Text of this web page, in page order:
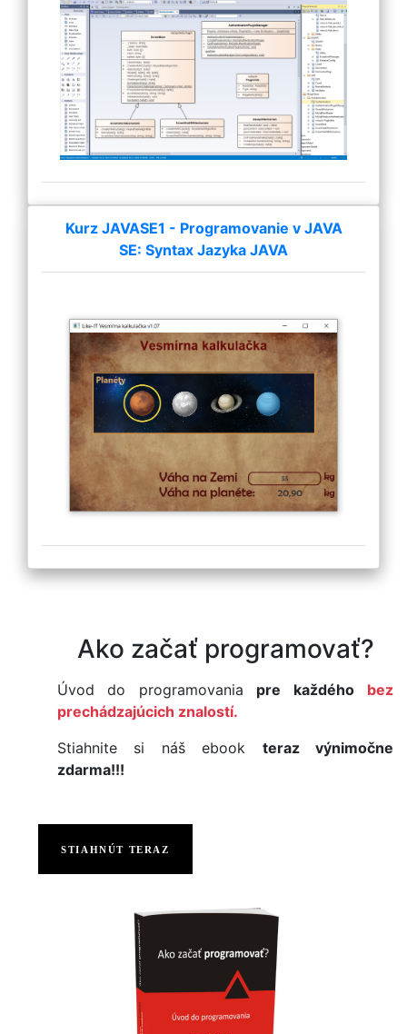
Kurz JAVASE1 - Programovanie v JAVA
SE: Syntax Jazyka JAVA
Ako začať programovať?
Úvod do programovania pre každého
bez
prechádzajúcich znalostí.
Stiahnite si náš ebook teraz výnimočne
zdarma!!!
STIAHNÚT TERAZ